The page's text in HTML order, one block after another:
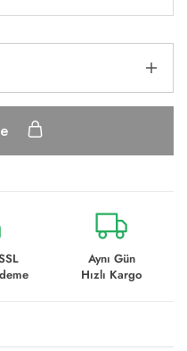
Aynı Gün
Hızlı Kargo